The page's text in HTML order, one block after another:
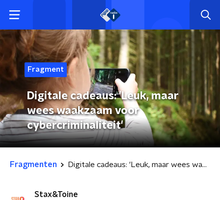
Fragment
Digitale cadeaus: 'Leuk, maar
wees waakzaam voor
cybercriminaliteit'
Fragmenten Digitale cadeaus: 'Leuk, maar wees waakzaam voor cybercriminaliteit'
Stax&Toine